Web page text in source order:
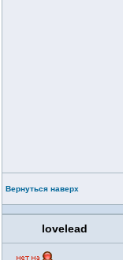
Вернуться наверх
lovelead